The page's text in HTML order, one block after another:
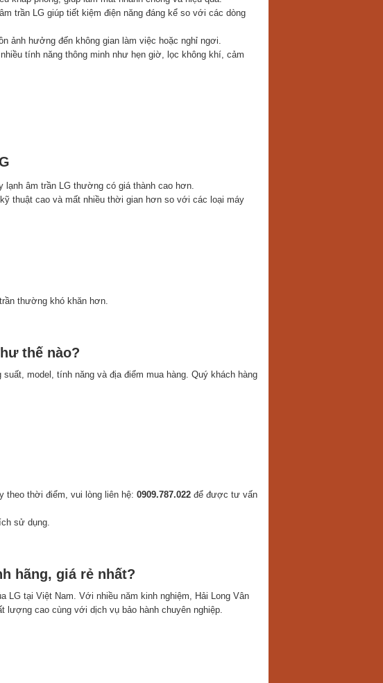
trần LG giúp tiết kiệm điện năng đáng kể so với các dòng
ảnh hưởng đến không gian làm việc hoặc nghỉ ngơi.
tính năng thông minh như hẹn giờ, lọc không khí, cảm
âm trần LG thường có giá thành cao hơn.
thuật cao và mất nhiều thời gian hơn so với các loại máy
thường khó khăn hơn.
thế nào?
model, tính năng và địa điểm mua hàng. Quý khách hàng
theo thời điểm, vui lòng liên hệ: 0909.787.022 để được tư vấn
sử dụng.
hãng, giá rẻ nhất?
tại Việt Nam. Với nhiều năm kinh nghiệm, Hải Long Vân
lượng cao cùng với dịch vụ bảo hành chuyên nghiệp.